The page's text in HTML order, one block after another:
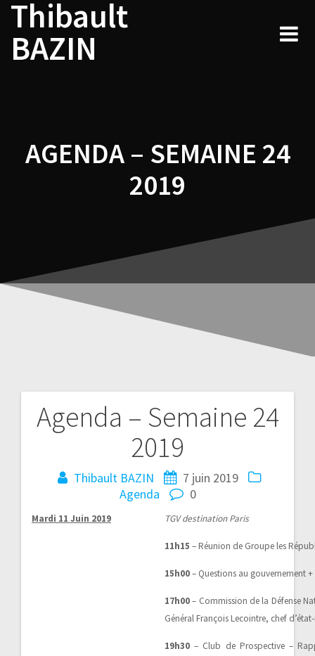
Skip
content
Thibault
BAZIN
AGENDA – SEMAINE 24
2019
Agenda – Semaine 24
2019
Thibault BAZIN
7 juin 2019
Agenda
0
Mardi 11 Juin 2019 TGV destination Paris
11h15 – Réunion de Groupe les
15h00– Questions au gouvernement
17h00– Commission de la Défense
Général François Lecointre, chef
19h30 – Club de Prospective –
Navigation
de